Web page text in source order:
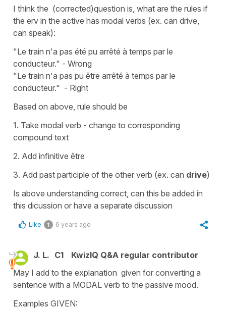
I think the (corrected)question is, what are the rules if
the erv in the active has modal verbs (ex. can drive,
can speak):
"Le train n'a pas été pu arrêté à temps par le
conducteur." - Wrong
"Le train n'a pas pu être arrêté à temps par le
conducteur." - Right
Based on above, rule should be
1. Take modal verb - change to corresponding
compound text
2. Add infinitive être
3. Add past participle of the other verb (ex. can drive)
Is above understanding correct, can this be added in
this dicussion or have a separate discussion
Like 1 6 years ago
J. L. C1
KwizIQ Q&A regular contributor
May I add to the explanation given for converting a
sentence with a MODAL verb to the passive mood.
Examples GIVEN: